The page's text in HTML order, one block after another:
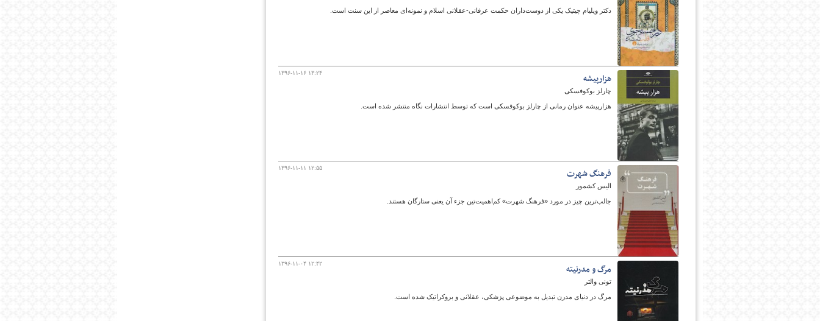
دکتر ویلیام چیتیک یکی از دوست‌داران حکمت عرفانی-عقلانی اسلام و نمونه‌ای معاصر از این سنت است.
۱۳۹۶-۱۱-۱۶ ۱۳:۲۴ هزارپیشه
چارلز بوکوفسکی
هزارپیشه عنوان رمانی از چارلز بوکوفسکی است که توسط انتشارات نگاه منتشر شده است.
۱۳۹۶-۱۱-۱۱ ۱۲:۵۵ فرهنگ شهرت
الیس کشمور
جالب‌ترین چیز در مورد «فرهنگ شهرت» کم‌اهمیت‌تین جزء آن یعنی ستارگان هستند.
۱۳۹۶-۱۱-۰۴ ۱۲:۴۲ مرگ و مدرنیته
تونی والتر
مرگ در دنیای مدرن تبدیل به موضوعی پزشکی، عقلانی و بروکراتیک شده است.